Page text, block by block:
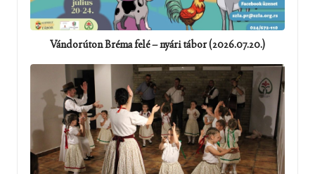
Vándorúton Bréma felé – nyári tábor (2026.07.20.)